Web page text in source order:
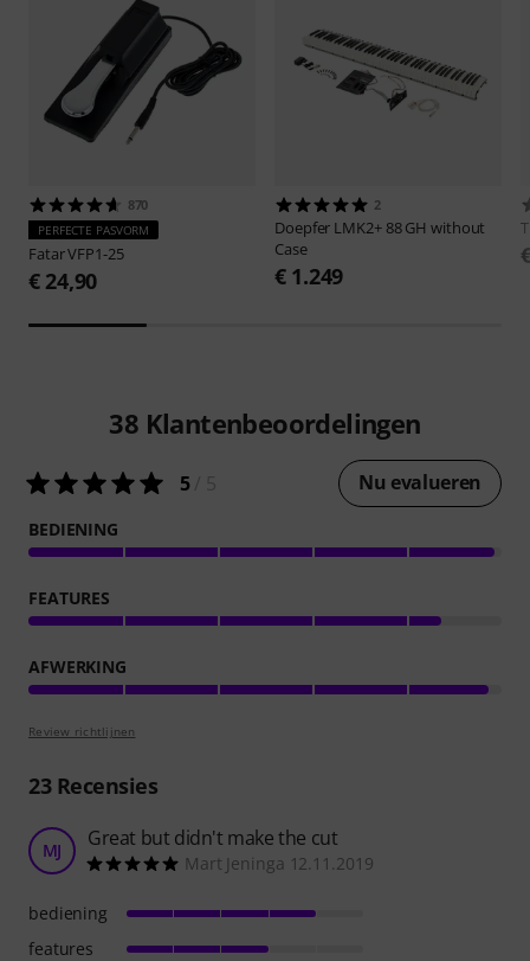
870
PERFECTE PASVORM
FatarVFP1-25
€ 24,90
2
Doepfer LMK2+ 88 GH without
Case
€ 1.249
38 Klantenbeoordelingen
5/ 5 Nu evalueren
BEDIENING
FEATURES
AFWERKING
Review richtlijnen
23Recensies
MJ Great but didn't make the cut
Mart Jeninga 12.11.2019
bediening
features